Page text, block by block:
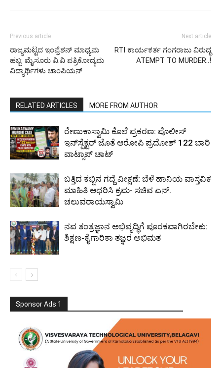
Previous article
ರಾಜ್ಯಮಟ್ಟದ ಇಂಫ್ರೆಶನ್ ಮಾಧ್ಯಮ
ಹಬ್ಬ: ಮೈಸೂರು ವಿ.ವಿ ಪತ್ರಿಕೋದ್ಯಮ
ವಿದ್ಯಾರ್ಥಿಗಳು ಚಾಂಪಿಯನ್
Next article
RTI ಕಾರ್ಯಕರ್ತ ಗಂಗರಾಜು ವಿರುದ್ಧ
ATEMPT TO MURDER..!
RELATED ARTICLES MORE FROM AUTHOR
ರೇಣುಕಾಸ್ವಾಮಿ ಕೊಲೆ ಪ್ರಕರಣ: ಪೊಲೀಸ್
ಇನ್‌ಸ್ಪೆಕ್ಟರ್‌ ಜೊತೆ ಆರೋಪಿ ಪ್ರದೋಶ್‌ 122 ಬಾರಿ
ವಾಟ್ಸಾಪ್ ಚಾಟ್
ಬತ್ತಿದ ಕಬ್ಬಿನ ಗದ್ದೆ ವೀಕ್ಷಣೆ: ಬೆಳೆ ಹಾನಿಯ ವಾಸ್ತವಿಕ
ಮಾಹಿತಿ ಆಧರಿಸಿ ಕ್ರಮ- ಸಚಿವ ಎನ್.
ಚಲುವರಾಯಸ್ವಾಮಿ
ನವ ತಂತ್ರಜ್ಞಾನ ಅಭಿವೃದ್ಧಿಗೆ ಪೂರಕವಾಗಿರಬೇಕು:
ಶಿಕ್ಷಣ-ಕೈಗಾರಿಕಾ ತಜ್ಞರ ಅಭಿಮತ
Sponsor Ads 1